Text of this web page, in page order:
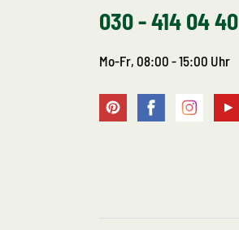
030 - 414 04 40
Mo-Fr, 08:00 - 15:00 Uhr